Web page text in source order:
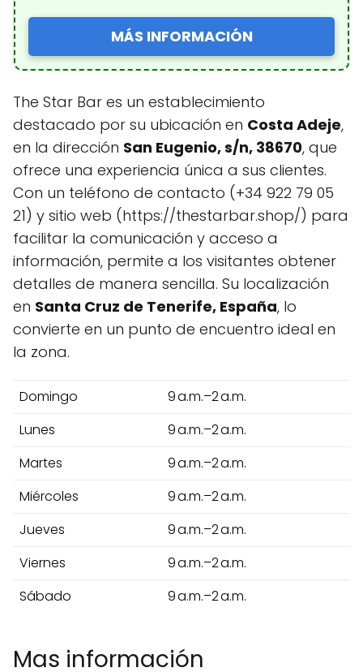
MÁS INFORMACIÓN
The Star Bar es un establecimiento
destacado por su ubicación en Costa Adeje,
en la dirección San Eugenio, s/n, 38670, que
ofrece una experiencia única a sus clientes.
Con un teléfono de contacto (+34 922 79 05
21) y sitio web (https://thestarbar.shop/) para
facilitar la comunicación y acceso a
información, permite a los visitantes obtener
detalles de manera sencilla. Su localización
en Santa Cruz de Tenerife, España, lo
convierte en un punto de encuentro ideal en
la zona.
Domingo
9 a.m.–2 a.m.
Lunes
9 a.m.–2 a.m.
Martes
9 a.m.–2 a.m.
Miércoles
9 a.m.–2 a.m.
Jueves
9 a.m.–2 a.m.
Viernes
9 a.m.–2 a.m.
Sábado
9 a.m.–2 a.m.
Mas información